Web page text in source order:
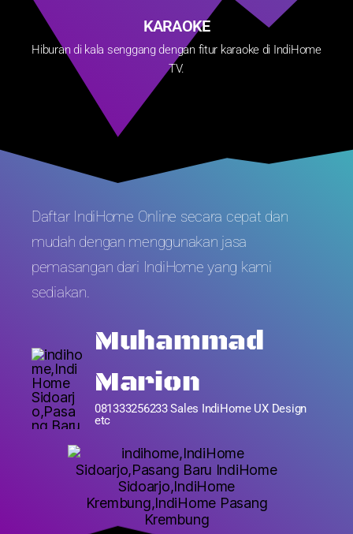
KARAOKE
Hiburan di kala senggang dengan fitur karaoke di IndiHome
TV.
Daftar IndiHome Online secara cepat dan
mudah dengan menggunakan jasa
pemasangan dari IndiHome yang kami
sediakan.
Muhammad
Marion
081333256233 Sales IndiHome UX Design
etc